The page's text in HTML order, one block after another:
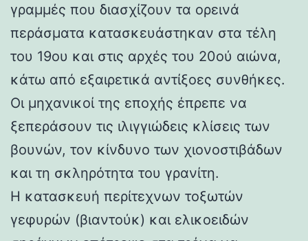
γραμμές που διασχίζουν τα ορεινά
περάσματα κατασκευάστηκαν στα τέλη
του 19ου και στις αρχές του 20ού αιώνα,
κάτω από εξαιρετικά αντίξοες συνθήκες.
Οι μηχανικοί της εποχής έπρεπε να
ξεπεράσουν τις ιλιγγιώδεις κλίσεις των
βουνών, τον κίνδυνο των χιονοστιβάδων
και τη σκληρότητα του γρανίτη.
Η κατασκευή περίτεχνων τοξωτών
γεφυρών (βιαντούκ) και ελικοειδών